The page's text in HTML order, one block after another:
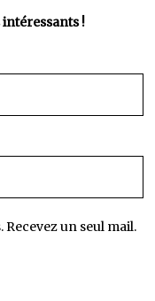
intéressants !
un seul mail.